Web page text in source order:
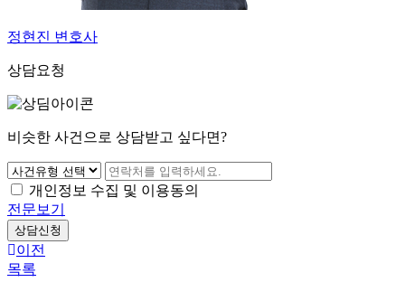
정현진 변호사
상담요청
비슷한 사건으로 상담받고 싶다면?
개인정보 수집 및 이용동의
전문보기
상담신청
이전
목록